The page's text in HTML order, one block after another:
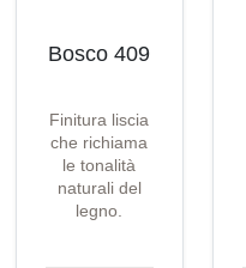
Bosco 409
Finitura liscia
che richiama
le tonalità
naturali del
legno.